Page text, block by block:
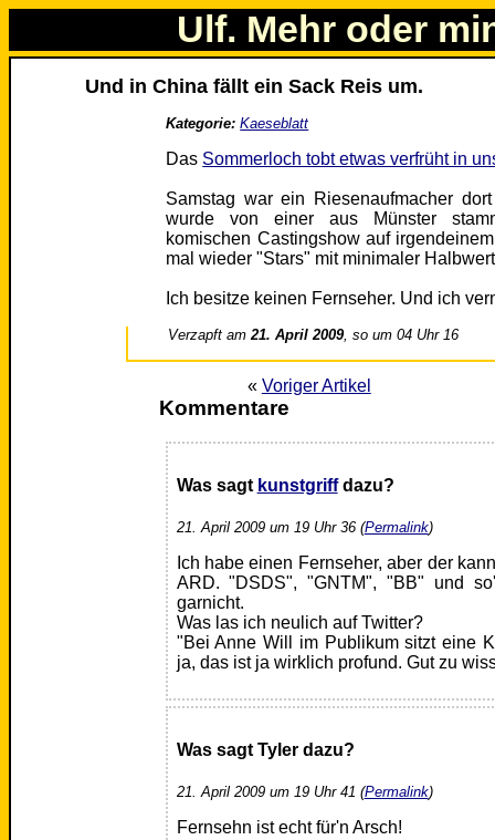
Ulf. Mehr oder
Und in China fällt ein Sack Reis um.
Kategorie: Kaeseblatt
Das Sommerloch tobt etwas verfrüht in
Samstag war ein Riesenaufmacher
wurde von einer aus Münster
komischen Castingshow auf
mal wieder "Stars" mit minimaler
Ich besitze keinen Fernseher. Und ich
Verzapft am21. April 2009, so um 04 Uhr 16
« Voriger Artikel
Kommentare
Was sagt kunstgriffdazu?
21. April 2009 um 19 Uhr 36 (Permalink)
Ich habe einen Fernseher, aber der
ARD. "DSDS", "GNTM", "BB" und
garnicht.
Was las ich neulich auf Twitter?
"Bei Anne Will im Publikum sitzt eine
ja, das ist ja wirklich profund. Gut zu
Was sagt Tyler dazu?
21. April 2009 um 19 Uhr 41 (Permalink)
Fernsehn ist echt für'n Arsch!